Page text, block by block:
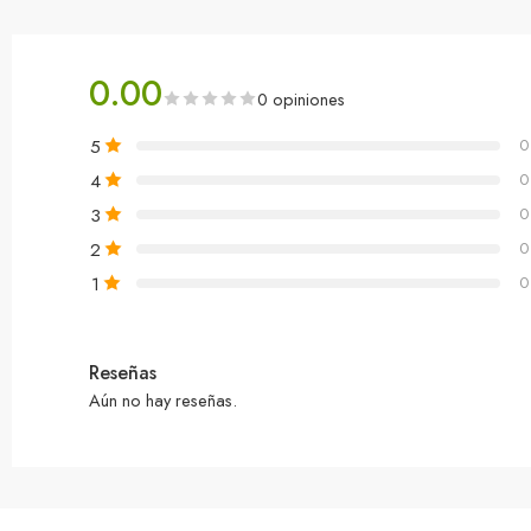
0.00 0 opiniones
5 0
4 0
3 0
2 0
1 0
Reseñas
Aún no hay reseñas.